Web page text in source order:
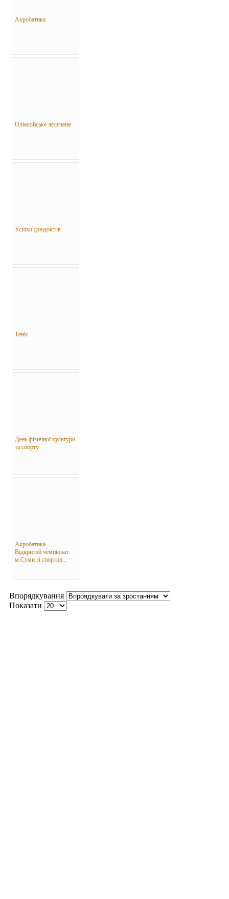
Акробатика
Олімпійське лелеченя
Успіхи дзюдоїстів
Теніс
День фізичної культури
та спорту
Акробатика -
Відкритий чемпіонат
м.Суми зі спортив...
Впорядкування
Показати